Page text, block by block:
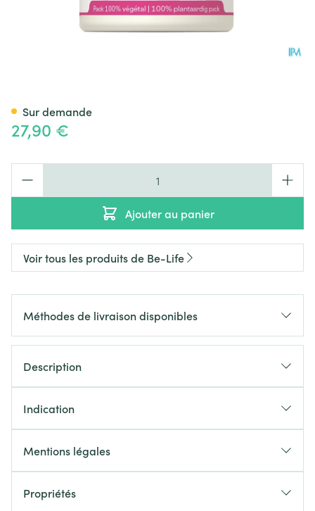
27,90 €
Ajouter au panier
Sur demande
Voir tous les produits de Be-Life
Méthodes de livraison disponibles
Description
Indication
Mentions légales
Propriétés